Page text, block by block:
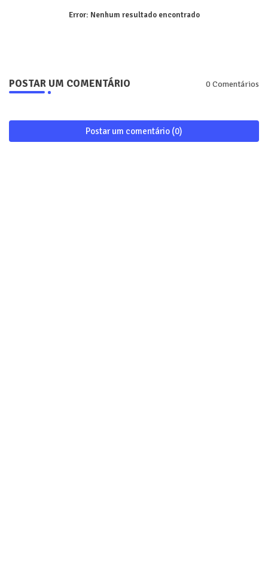
Error: Nenhum resultado encontrado
POSTAR UM COMENTÁRIO 0 Comentários
Postar um comentário (0)